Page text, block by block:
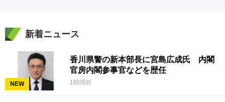
新着ニュース
NEW
香川県警の新本部長に宮島広成氏 内閣
官房内閣参事官などを歴任
1時間前